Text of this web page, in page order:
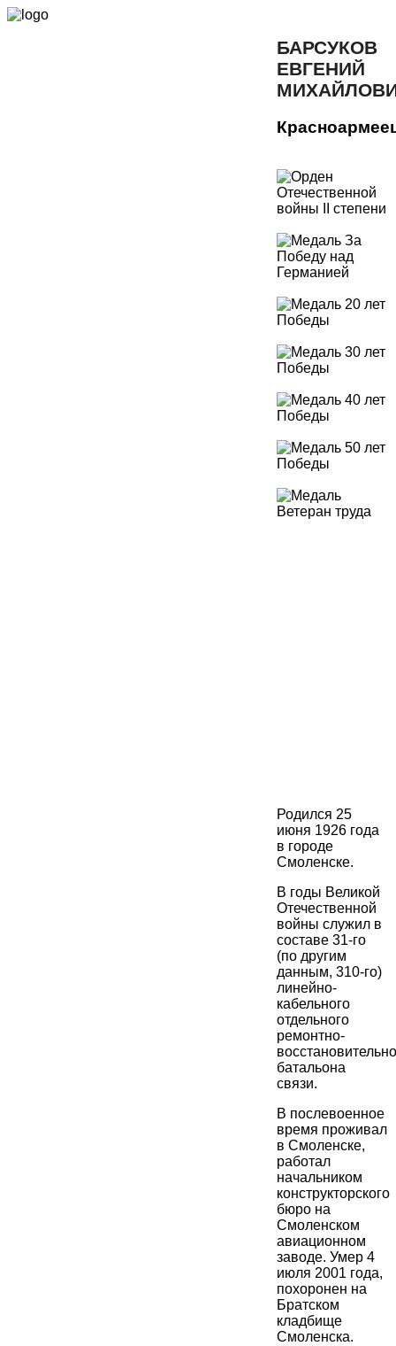
БАРСУКОВ
ЕВГЕНИЙ
Родился 25
июня 1926 года
в городе
Смоленске.
В годы Великой
Отечественной
войны служил в
составе 31-го
(по другим
данным, 310-го)
линейно-
кабельного
отдельного
ремонтно-
батальона
связи.
В послевоенное
время проживал
в Смоленске,
работал
начальником
конструкторского
бюро на
Смоленском
авиационном
заводе. Умер 4
июля 2001 года,
похоронен на
Братском
кладбище
Смоленска.